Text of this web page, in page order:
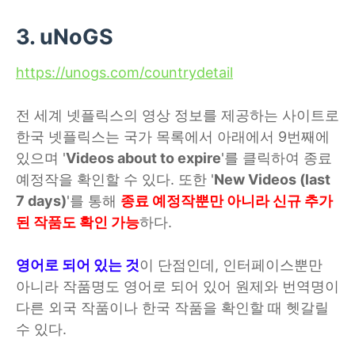
3. uNoGS
https://unogs.com/countrydetail
전 세계 넷플릭스의 영상 정보를 제공하는 사이트로
한국 넷플릭스는 국가 목록에서 아래에서 9번째에
있으며 'Videos about to expire'를 클릭하여 종료
예정작을 확인할 수 있다. 또한 'New Videos (last
7 days)'를 통해 종료 예정작뿐만 아니라 신규 추가
된 작품도 확인 가능하다.
영어로 되어 있는 것이 단점인데, 인터페이스뿐만
아니라 작품명도 영어로 되어 있어 원제와 번역명이
다른 외국 작품이나 한국 작품을 확인할 때 헷갈릴
수 있다.